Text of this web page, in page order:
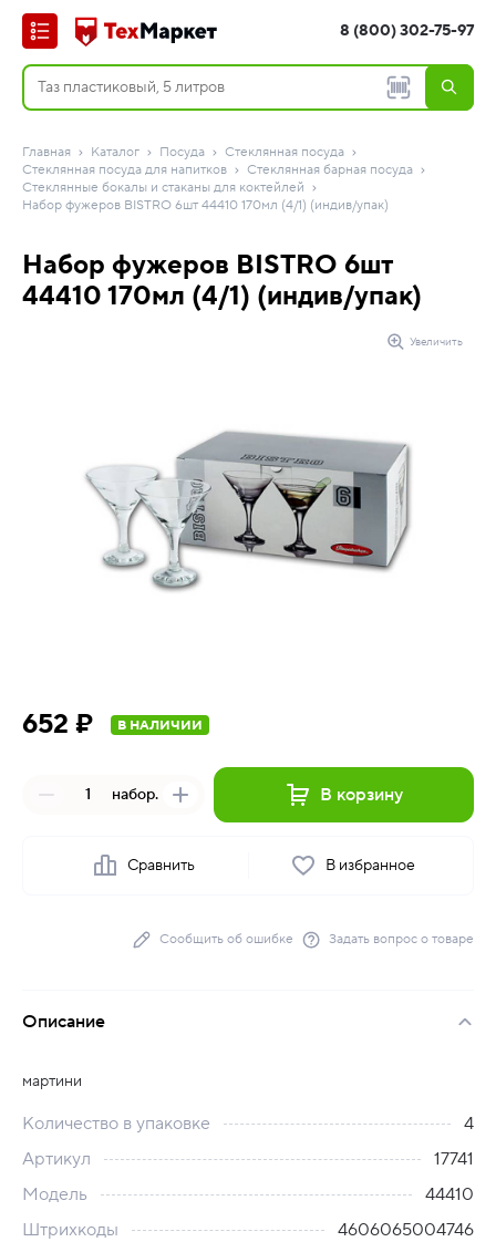
8 (800) 302-75-97
Главная Каталог Посуда
Стеклянная посуда
Стеклянная посуда для напитков
Стеклянная барная посуда
Стеклянные бокалы и стаканы для коктейлей
Набор фужеров BISTRO 6шт 44410 170мл (4/1) (индив/упак)
Набор фужеров BISTRO 6шт
44410 170мл (4/1) (индив/упак)
Увеличить
652 ₽ В НАЛИЧИИ
набор. В корзину
Сравнить В избранное
Сообщить об ошибке Задать вопрос о товаре
Описание
мартини
Количество в упаковке
4
Артикул
17741
Модель
44410
Штрихкоды
4606065004746